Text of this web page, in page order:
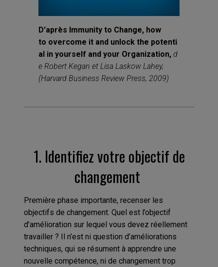
D’après Immunity to Change, how
to overcome it and unlock the potenti
al in yourself and your Organization, d
e Robert Kegan et Lisa Laskow Lahey,
(Harvard Business Review Press, 2009)
1.Identifiez votre objectif de
changement
Première phase importante, recenser les
objectifs de changement. Quel est l’objectif
d’amélioration sur lequel vous devez réellement
travailler ? Il n’est ni question d’améliorations
techniques, qui se résument à apprendre une
nouvelle compétence, ni de changement trop